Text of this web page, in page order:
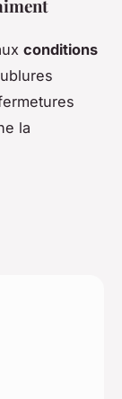
conditions
la